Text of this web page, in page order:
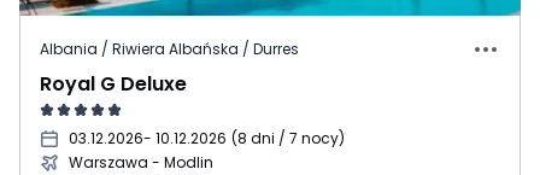
Albania / Riwiera Albańska / Durres
Royal G Deluxe
03.12.2026- 10.12.2026 (8 dni / 7 nocy)
Warszawa - Modlin